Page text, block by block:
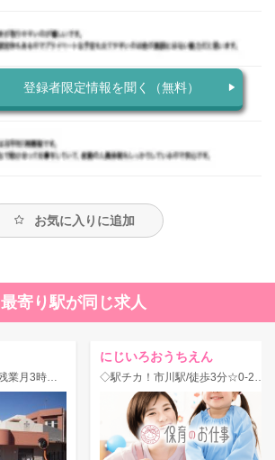
登録者限定情報を聞く（無料）
お気に入りに追加
最寄り駅が同じ求人
《賞与年4.3ヶ月分》残業月3時間程度♪手厚い研修あり◎マイカー通勤OK！
にじいろおうちえん
◇駅チカ！市川駅/徒歩3分☆0-2歳児☆定員28名の保育園です♪